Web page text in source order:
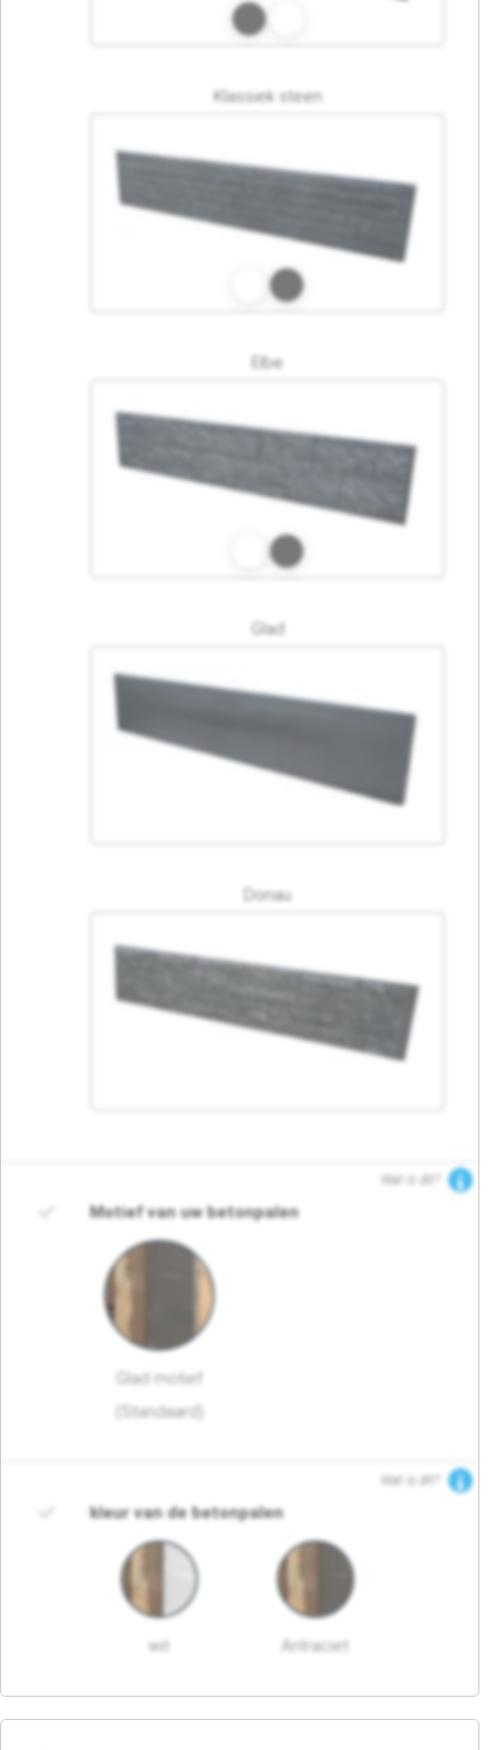
Klassiek steen
Elbe
Glad
Donau
Wat is dit?
Motief van uw betonpalen
Glad motief
(Standaard)
Wat is dit?
kleur van de betonpalen
wit Antraciet